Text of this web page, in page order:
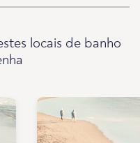
locais de banho